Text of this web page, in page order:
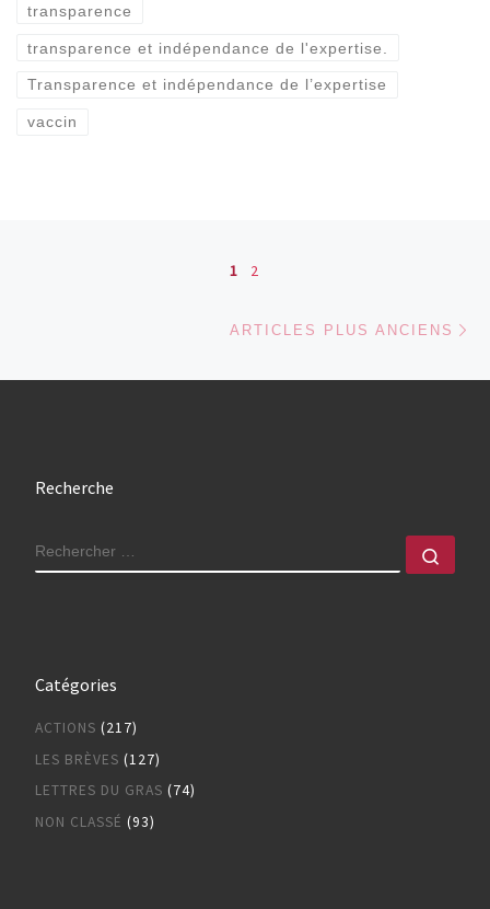
transparence
transparence et indépendance de l'expertise.
Transparence et indépendance de l’expertise
vaccin
Navigation dans les articles
1 2
ARTICLES PLUS ANCIENS
Recherche
RECHERCHER
Catégories
ACTIONS (217)
LES BRÈVES (127)
LETTRES DU GRAS (74)
NON CLASSÉ (93)